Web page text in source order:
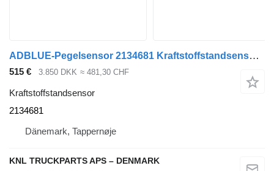
ADBLUE-Pegelsensor 2134681 Kraftstoffstandsensor für DAF LKW
515 € 3.850 DKK ≈ 481,30 CHF
Kraftstoffstandsensor
2134681
Dänemark, Tappernøje
KNL TRUCKPARTS APS – DENMARK